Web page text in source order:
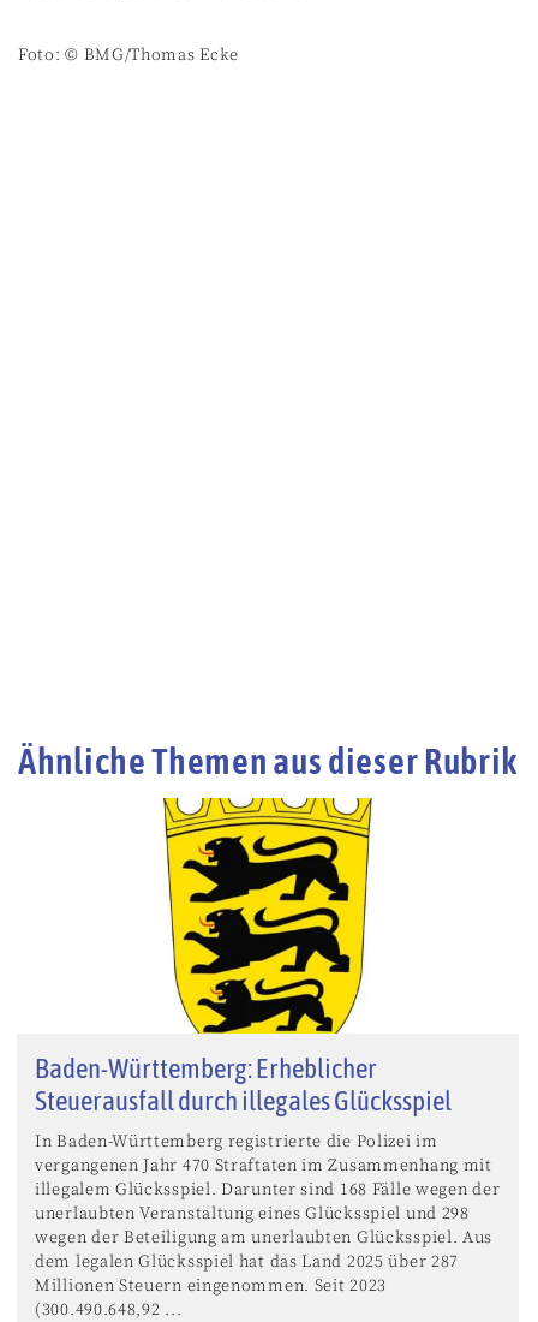
Foto: © BMG/Thomas Ecke
Ähnliche Themen aus dieser Rubrik
Baden-Württemberg: Erheblicher
Steuerausfall durch illegales Glücksspiel
In Baden-Württemberg registrierte die Polizei im
vergangenen Jahr 470 Straftaten im Zusammenhang mit
illegalem Glücksspiel. Darunter sind 168 Fälle wegen der
unerlaubten Veranstaltung eines Glücksspiel und 298
wegen der Beteiligung am unerlaubten Glücksspiel. Aus
dem legalen Glücksspiel hat das Land 2025 über 287
Millionen Steuern eingenommen. Seit 2023
(300.490.648,92 ...